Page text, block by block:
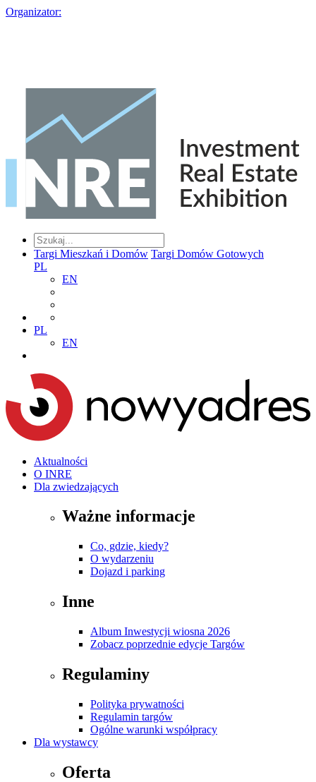
Organizator:
Targi Mieszkań i Domów Targi Domów Gotowych
PL
EN
PL
EN
Aktualności
O INRE
Dla zwiedzających
Ważne informacje
Co, gdzie, kiedy?
O wydarzeniu
Dojazd i parking
Inne
Album Inwestycji wiosna 2026
Zobacz poprzednie edycje Targów
Regulaminy
Polityka prywatności
Regulamin targów
Ogólne warunki współpracy
Dla wystawcy
Oferta